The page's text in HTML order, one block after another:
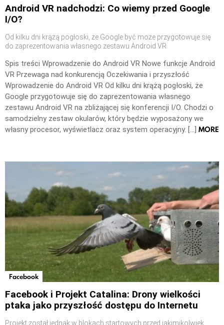
Android VR nadchodzi: Co wiemy przed Google
I/O?
Od kilku dni krążą pogłoski, że Google być może przygotowuje się
do zaprezentowania własnego zestawu Android VR
Spis treści Wprowadzenie do Android VR Nowe funkcje Android
VR Przewaga nad konkurencją Oczekiwania i przyszłość
Wprowadzenie do Android VR Od kilku dni krążą pogłoski, że
Google przygotowuje się do zaprezentowania własnego
zestawu Android VR na zbliżającej się konferencji I/O. Chodzi o
samodzielny zestaw okularów, który będzie wyposażony we
własny procesor, wyświetlacz oraz system operacyjny. […] MORE
Facebook
Facebook i Projekt Catalina: Drony wielkości
ptaka jako przyszłość dostępu do Internetu
Projekt został jednak w blokach startowych przed jakimikolwiek